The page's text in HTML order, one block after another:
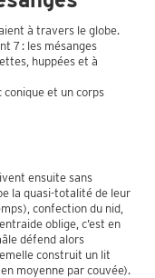
à travers le globe.
7 : les mésanges
huppées et à
conique et un corps
ensuite sans
la quasi-totalité de leur
confection du nid,
oblige, c’est en
défend alors
construit un lit
moyenne par couvée).